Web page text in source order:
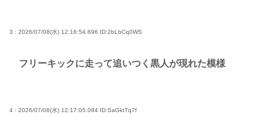
かされる「女神の加護を受けしママのサーガ」3巻 今
【高市動画】こういうオスガキってどうやったら産
3 : 2026/07/08(水) 12:16:54.696 ID:2bLbCq0WS
フリーキックに走って追いつく黒人が現れた模様
4 : 2026/07/08(水) 12:17:05.094 ID:SaGktTq7f